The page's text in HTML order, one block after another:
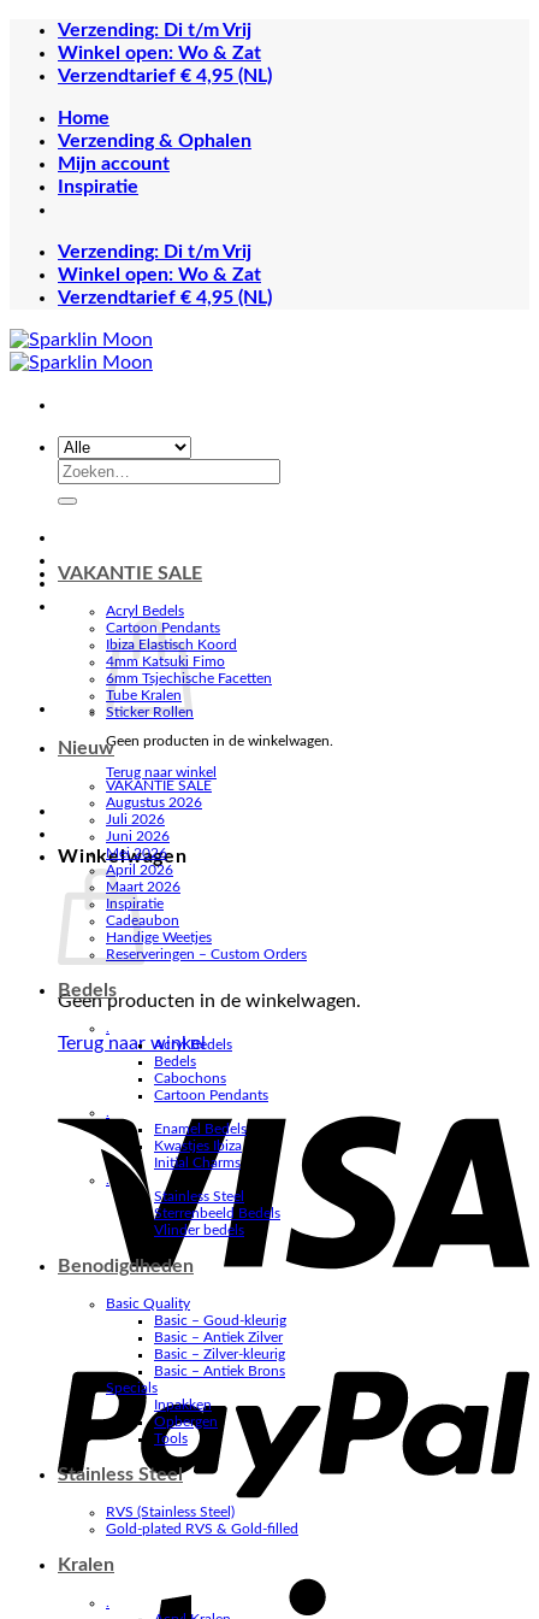
naar
inhoud
Verzending: Di t/m Vrij
Winkel open: Wo & Zat
Verzendtarief € 4,95 (NL)
Home
Verzending & Ophalen
Mijn account
Inspiratie
Verzending: Di t/m Vrij
Winkel open: Wo & Zat
Verzendtarief € 4,95 (NL)
Zoeken
Geen producten in de winkelwagen.
Terug naar winkel
Winkelwagen
Geen producten in de winkelwagen.
Terug naar winkel
VAKANTIE SALE
Acryl Bedels
Cartoon Pendants
Ibiza Elastisch Koord
4mm Katsuki Fimo
6mm Tsjechische Facetten
Tube Kralen
Sticker Rollen
Nieuw
VAKANTIE SALE
Augustus 2026
Juli 2026
Juni 2026
Mei 2026
April 2026
Maart 2026
Inspiratie
Cadeaubon
Handige Weetjes
Reserveringen – Custom Orders
Bedels
.
Acryl Bedels
Bedels
Cabochons
Cartoon Pendants
.
Enamel Bedels
Kwastjes Ibiza
Initial Charms
.
Stainless Steel
Sterrenbeeld Bedels
Vlinder bedels
Benodigdheden
Basic Quality
Basic – Goud-kleurig
Basic – Antiek Zilver
Basic – Zilver-kleurig
Basic – Antiek Brons
Specials
Inpakken
Opbergen
Tools
Stainless Steel
RVS (Stainless Steel)
Gold-plated RVS & Gold-filled
Kralen
.